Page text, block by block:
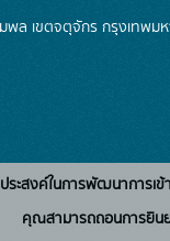
ล เขตจตุจักร กรุงเทพม
ระสงค์ในการพัฒนาการ
คุณสามารถถอนการยิน